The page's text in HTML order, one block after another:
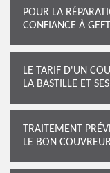
POUR LA
CONFIANCE À
LE TARIF D'UN
LA BASTILLE ET
TRAITEMENT
LE BON